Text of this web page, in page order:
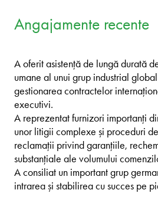
Angajamente recente
A oferit asistență de lungă durată
umane al unui grup industrial
gestionarea contractelor
executivi.
A reprezentat furnizori importanți
unor litigii complexe și proceduri
reclamații privind garanțiile,
substanțiale ale volumului
A consiliat un important grup
intrarea și stabilirea cu succes pe